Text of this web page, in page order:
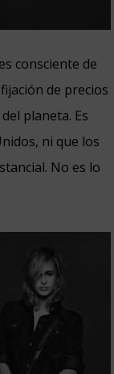
consciente de
de precios
planeta. Es
ni que los
No es lo